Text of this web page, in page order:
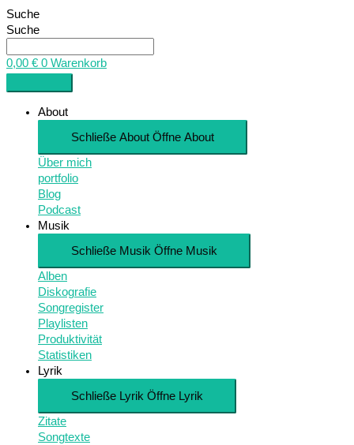
Suche
Suche
0,00 € 0 Warenkorb
About
Schließe About Öffne About
Über mich
portfolio
Blog
Podcast
Musik
Schließe Musik Öffne Musik
Alben
Diskografie
Songregister
Playlisten
Produktivität
Statistiken
Lyrik
Schließe Lyrik Öffne Lyrik
Zitate
Songtexte